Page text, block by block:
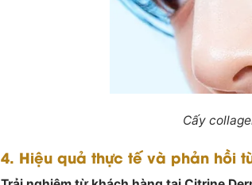
Cấy
4. Hiệu quả thực tế và phản hồi